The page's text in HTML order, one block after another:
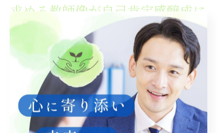
求める教師像が自己肯定感醸成に
果たす役割
岐阜県が掲げる「求める教師像」では、子どもたちの自
己肯定感を高めることが教師の大切な役割とされていま
教師自身が子どもの個性や努力を認め、温かく見守る姿
勢が、子どもたちの自信や意欲を引き出すポイントで